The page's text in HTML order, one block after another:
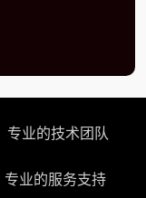
专业的技术团队
专业的服务支持